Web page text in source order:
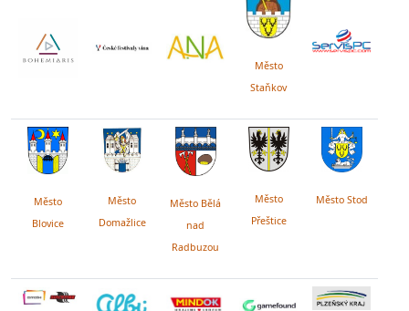
Město
Staňkov
Město
Blovice
Město
Domažlice
Město Bělá
nad
Radbuzou
Město
Přeštice
Město Stod